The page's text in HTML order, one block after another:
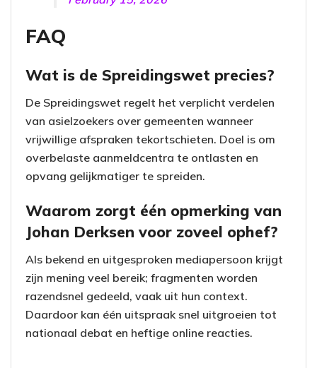
FAQ
Wat is de Spreidingswet precies?
De Spreidingswet regelt het verplicht verdelen
van asielzoekers over gemeenten wanneer
vrijwillige afspraken tekortschieten. Doel is om
overbelaste aanmeldcentra te ontlasten en
opvang gelijkmatiger te spreiden.
Waarom zorgt één opmerking van
Johan Derksen voor zoveel ophef?
Als bekend en uitgesproken mediapersoon krijgt
zijn mening veel bereik; fragmenten worden
razendsnel gedeeld, vaak uit hun context.
Daardoor kan één uitspraak snel uitgroeien tot
nationaal debat en heftige online reacties.